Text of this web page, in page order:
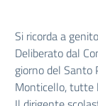
Si ricorda a
Deliberato dal
giorno del Santo
Monticello, tutte